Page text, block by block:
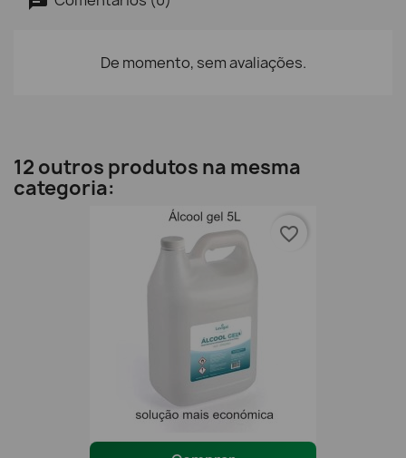
De momento, sem avaliações.
12 outros produtos na mesma
categoria:
favorite_border